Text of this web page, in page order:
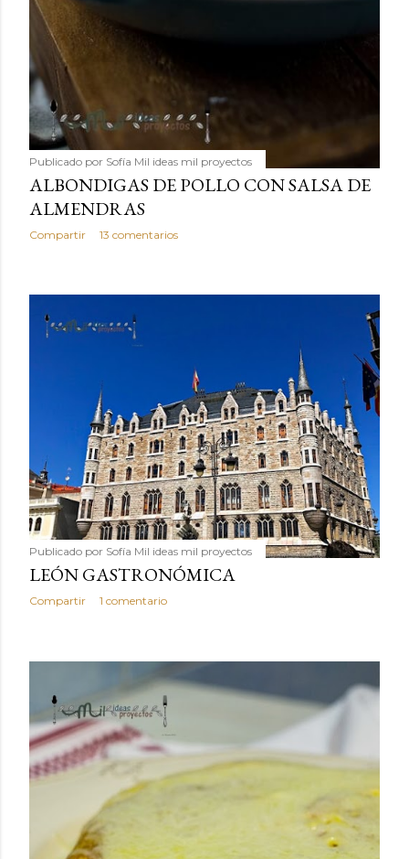
Publicado por Sofía Mil ideas mil proyectos
ALBONDIGAS DE POLLO CON SALSA DE
ALMENDRAS
Compartir 13 comentarios
Publicado por Sofía Mil ideas mil proyectos
LEÓN GASTRONÓMICA
Compartir 1 comentario